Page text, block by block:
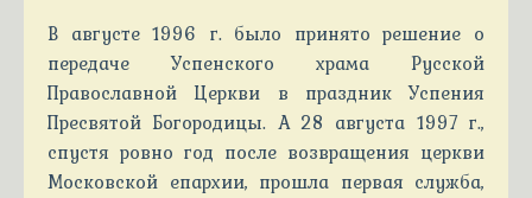
В августе 1996 г. было принято решение о
передаче Успенского храма Русской
Православной Церкви в праздник Успения
Пресвятой Богородицы. А 28 августа 1997 г.,
спустя ровно год после возвращения церкви
Московской епархии, прошла первая служба,